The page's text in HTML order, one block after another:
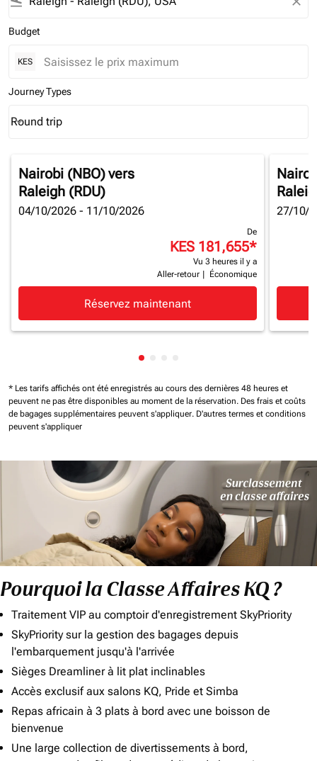
Budget
KES
Journey Types
Journey Types option Round trip Selected
Round trip
keyboard_arrow_down
Nairobi (NBO)vers
Raleigh (RDU)
04/10/2026 - 11/10/2026
De
KES 181,655*
Vu 3 heures il y a
Aller-retour
Économique
Réservez maintenant
27/10/
Affichage de cmp-pagination-
* Les tarifs affichés ont été enregistrés au cours des dernières 48 heures et
peuvent ne pas être disponibles au moment de la réservation. Des frais et coûts
de bagages supplémentaires peuvent s'appliquer. D'autres termes et conditions
peuvent s'appliquer
Pourquoi la Classe Affaires KQ ?
Traitement VIP au comptoir d'enregistrement SkyPriority
SkyPriority sur la gestion des bagages depuis
l'embarquement jusqu'à l'arrivée
Sièges Dreamliner à lit plat inclinables
Accès exclusif aux salons KQ, Pride et Simba
Repas africain à 3 plats à bord avec une boisson de
bienvenue
Une large collection de divertissements à bord,